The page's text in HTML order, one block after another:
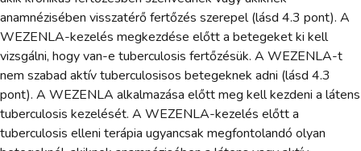
anamnézisében visszatérő fertőzés szerepel (lásd 4.3 pont). A
WEZENLA-kezelés megkezdése előtt a betegeket ki kell
vizsgálni, hogy van-e tuberculosis fertőzésük. A WEZENLA-t
nem szabad aktív tuberculosisos betegeknek adni (lásd 4.3
pont). A WEZENLA alkalmazása előtt meg kell kezdeni a látens
tuberculosis kezelését. A WEZENLA-kezelés előtt a
tuberculosis elleni terápia ugyancsak megfontolandó olyan